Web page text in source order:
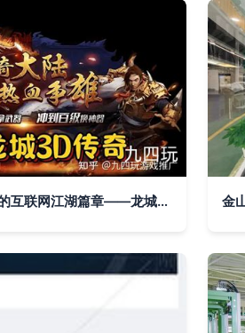
曹操传 书写伏虎霸业的互联网江湖篇章——龙城决游戏特色解析与平衡哲思